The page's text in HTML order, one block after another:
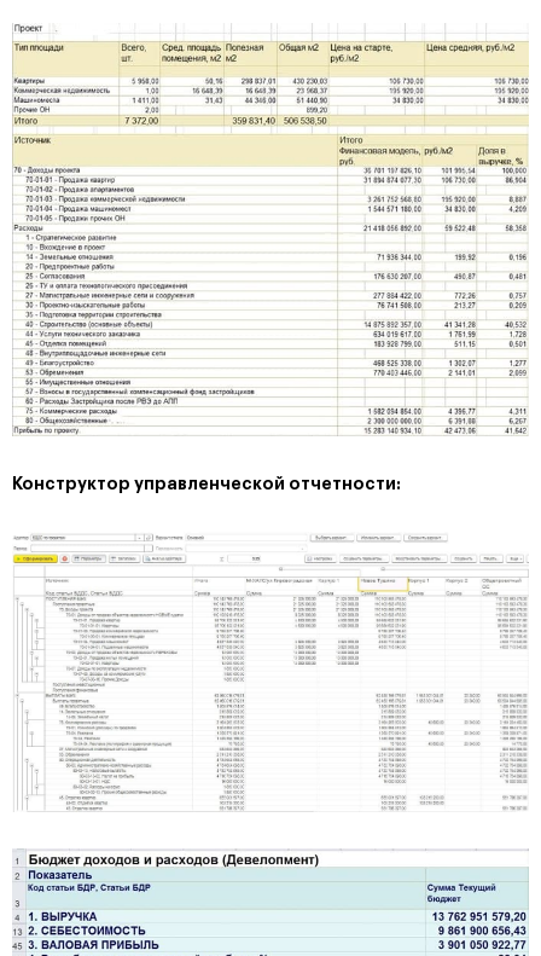
Конструктор управленческой отчетности: